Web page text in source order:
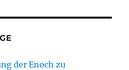
der Enoch zu